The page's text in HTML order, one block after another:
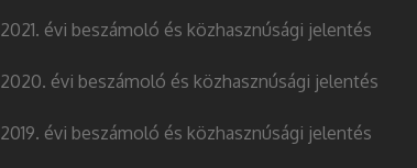
2021. évi beszámoló és közhasznúsági jelentés
2020. évi beszámoló és közhasznúsági jelentés
2019. évi beszámoló és közhasznúsági jelentés